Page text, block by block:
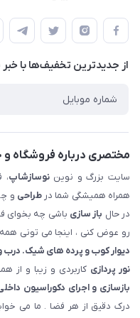
املاک مدنی - نوساز شاپ
لیست محصولات
درباره ما
قوانین و مقررات
حریم خصوصی
راهنما
پرسش های متداول
از جدید‌ترین تخفیف‌ها با‌
مختصری درباره فروشگاه
سایت بزرگ و نویننوسازشاپ،
همراه همیشگی شما درطراحی و
در حال باز سازی باشی چه بخوای
رو عوض کنی ، اینجا می تونی
دیوار کوب و پرده های شیک. درب
نور پردازی کاربردی و زیبا و از
بازسازی و اجرای دکوراسیون
درک دقیق از هر فضا . ما می